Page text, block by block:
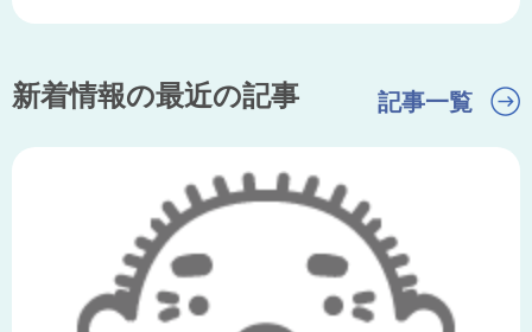
新着情報の最近の記事 記事一覧